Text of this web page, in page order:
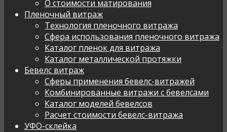
О стоимости матирования
Пленочный витраж
Технология пленочного витража
Сфера использования пленочного витража
Каталог пленок для витража
Каталог металлической протяжки
Бевелс витраж
Сферы применения бевелс-витражей
Комбинированные витражи с бевелсами
Каталог моделей бевелсов
Расчет стоимости бевелс-витража
УФО-склейка